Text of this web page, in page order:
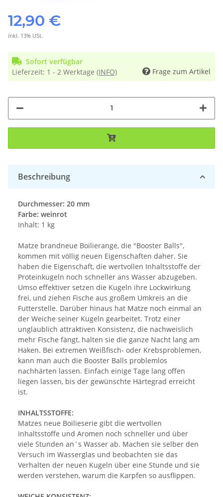
12,90 €
inkl. 13% USt.
Sofort verfügbar
Lieferzeit: 1 - 2 Werktage (INFO) Frage zum Artikel
Beschreibung
Durchmesser: 20 mm
Farbe: weinrot
Inhalt: 1 kg
Matze brandneue Boilierange, die "Booster Balls",
kommen mit völlig neuen Eigenschaften daher. Sie
haben die Eigenschaft, die wertvollen Inhaltsstoffe der
Proteinkugeln noch schneller ans Wasser abzugeben.
Umso effektiver setzen die Kugeln ihre Lockwirkung
frei, und ziehen Fische aus großem Umkreis an die
Futterstelle. Darüber hinaus hat Matze noch einmal an
der Weiche seiner Kugeln gearbeitet. Trotz einer
unglaublich attraktiven Konsistenz, die nachweislich
mehr Fische fängt, halten sie die ganze Nacht lang am
Haken. Bei extremen Weißfisch- oder Krebsproblemen,
kann man auch die Booster Balls problemlos
nachhärten lassen. Einfach einige Tage lang offen
liegen lassen, bis der gewünschte Härtegrad erreicht
ist.
INHALTSSTOFFE:
Matzes neue Boilieserie gibt die wertvollen
Inhaltsstoffe und Aromen noch schneller und über
viele Stunden an´s Wasser ab. Machen sie selber den
Versuch im Wasserglas und beobachten sie das
Verhalten der neuen Kugeln über eine Stunde und sie
werden verstehen, warum die Karpfen so ausflippen.